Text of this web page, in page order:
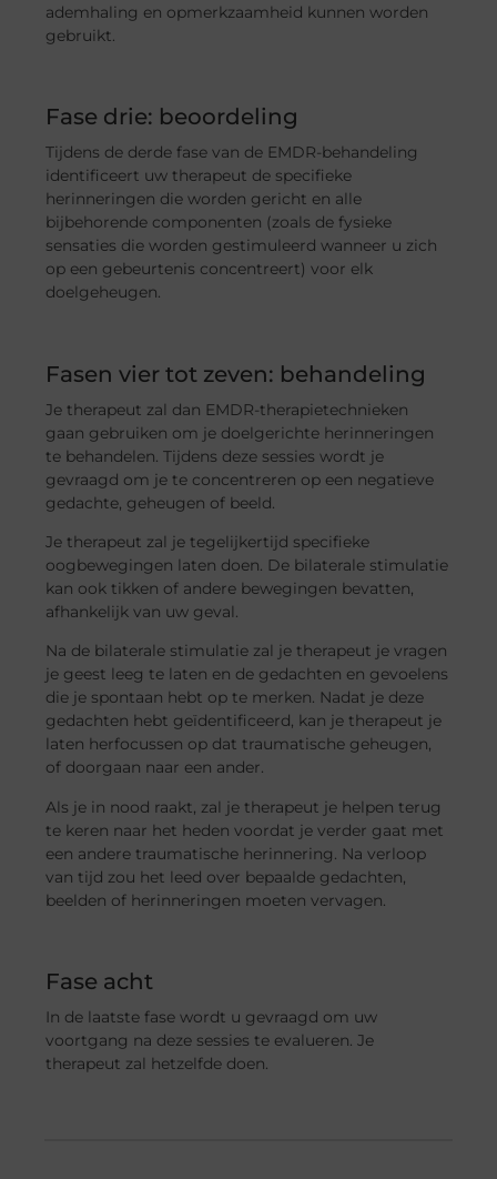
ademhaling en opmerkzaamheid kunnen worden
gebruikt.
Fase drie: beoordeling
Tijdens de derde fase van de EMDR-behandeling
identificeert uw therapeut de specifieke
herinneringen die worden gericht en alle
bijbehorende componenten (zoals de fysieke
sensaties die worden gestimuleerd wanneer u zich
op een gebeurtenis concentreert) voor elk
doelgeheugen.
Fasen vier tot zeven: behandeling
Je therapeut zal dan EMDR-therapietechnieken
gaan gebruiken om je doelgerichte herinneringen
te behandelen. Tijdens deze sessies wordt je
gevraagd om je te concentreren op een negatieve
gedachte, geheugen of beeld.
Je therapeut zal je tegelijkertijd specifieke
oogbewegingen laten doen. De bilaterale stimulatie
kan ook tikken of andere bewegingen bevatten,
afhankelijk van uw geval.
Na de bilaterale stimulatie zal je therapeut je vragen
je geest leeg te laten en de gedachten en gevoelens
die je spontaan hebt op te merken. Nadat je deze
gedachten hebt geïdentificeerd, kan je therapeut je
laten herfocussen op dat traumatische geheugen,
of doorgaan naar een ander.
Als je in nood raakt, zal je therapeut je helpen terug
te keren naar het heden voordat je verder gaat met
een andere traumatische herinnering. Na verloop
van tijd zou het leed over bepaalde gedachten,
beelden of herinneringen moeten vervagen.
Fase acht
In de laatste fase wordt u gevraagd om uw
voortgang na deze sessies te evalueren. Je
therapeut zal hetzelfde doen.